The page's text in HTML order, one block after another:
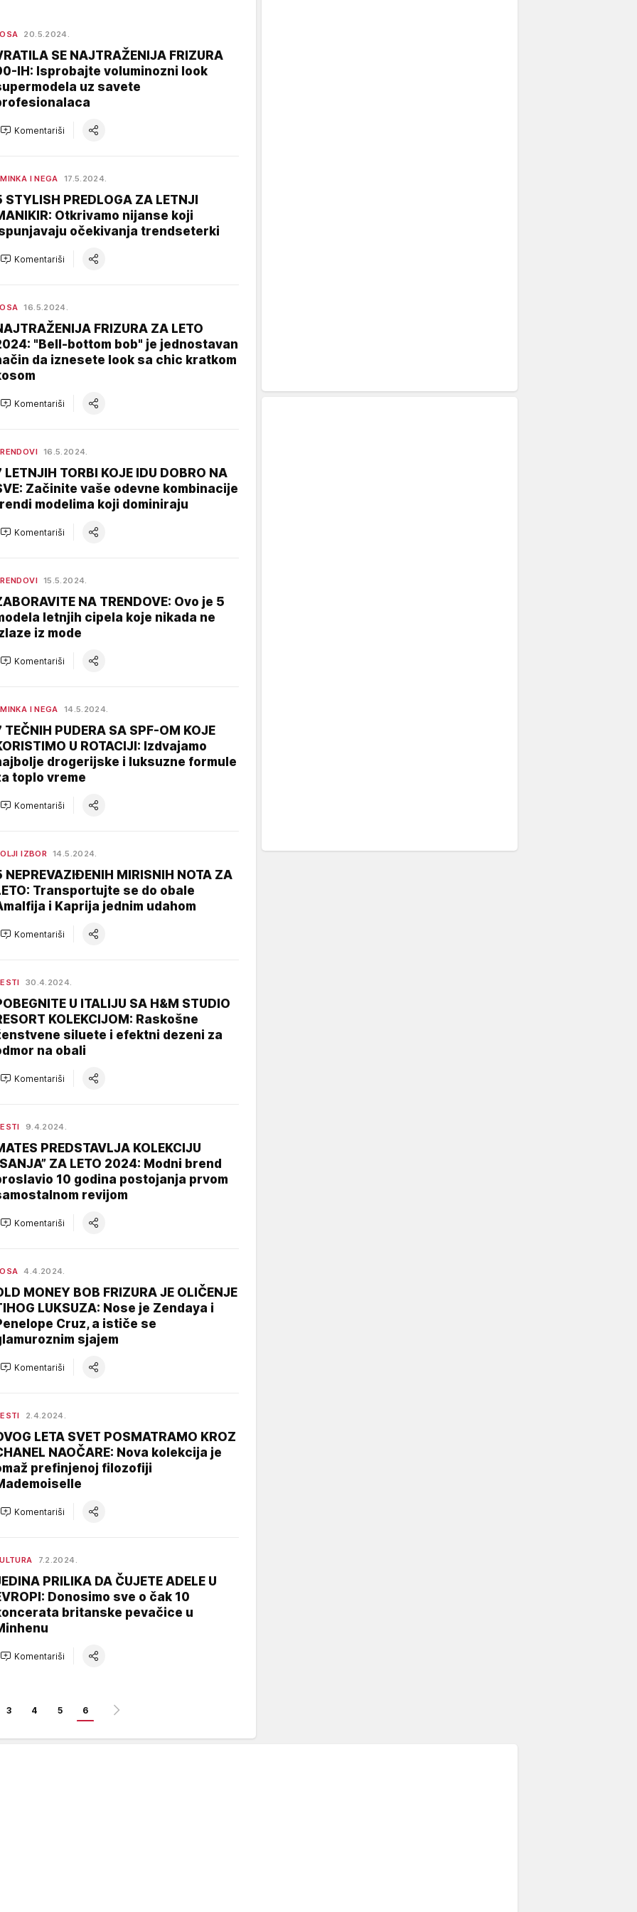
20.5.2024.
SE NAJTRAŽENIJA FRIZURA
IH: Isprobajte voluminozni look
uz savete
Komentariši
I NEGA 17.5.2024.
STYLISH PREDLOGA ZA LETNJI
Otkrivamo nijanse koji
očekivanja trendseterki
Komentariši
16.5.2024.
FRIZURA ZA LETO
"Bell-bottom bob" je jednostavan
da iznesete look sa chic kratkom
Komentariši
16.5.2024.
LETNJIH TORBI KOJE IDU DOBRO NA
Začinite vaše odevne kombinacije
modelima koji dominiraju
Komentariši
15.5.2024.
NA TRENDOVE: Ovo je 5
letnjih cipela koje nikada ne
iz mode
Komentariši
I NEGA 14.5.2024.
TEČNIH PUDERA SA SPF-OM KOJE
U ROTACIJI: Izdvajamo
drogerijske i luksuzne formule
toplo vreme
Komentariši
IZBOR 14.5.2024.
NEPREVAZIĐENIH MIRISNIH NOTA ZA
Transportujte se do obale
i Kaprija jednim udahom
Komentariši
30.4.2024.
U ITALIJU SA H&M STUDIO
KOLEKCIJOM: Raskošne
siluete i efektni dezeni za
na obali
Komentariši
9.4.2024.
PREDSTAVLJA KOLEKCIJU
ZA LETO 2024: Modni brend
10 godina postojanja prvom
revijom
Komentariši
4.4.2024.
MONEY BOB FRIZURA JE OLIČENJE
LUKSUZA: Nose je Zendaya i
Cruz, a ističe se
sjajem
Komentariši
2.4.2024.
LETA SVET POSMATRAMO KROZ
NAOČARE: Nova kolekcija je
prefinjenoj filozofiji
Komentariši
7.2.2024.
PRILIKA DA ČUJETE ADELE U
Donosimo sve o čak 10
britanske pevačice u
Komentariši
3 4 5 6